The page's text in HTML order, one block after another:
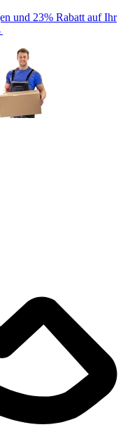
und 23% Rabatt auf Ihr